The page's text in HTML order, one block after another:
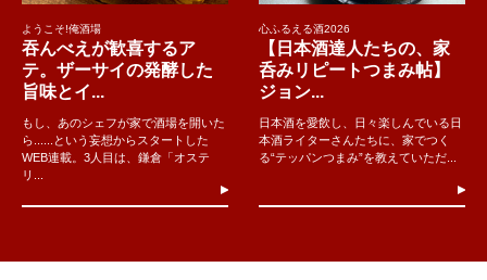
ようこそ!俺酒場
吞んべえが歓喜するア
テ。ザーサイの発酵した
旨味とイ...
もし、あのシェフが家で酒場を開いた
ら......という妄想からスタートした
WEB連載。3人目は、鎌倉「オステ
リ...
心ふるえる酒2026
【日本酒達人たちの、家
呑みリピートつまみ帖】
ジョン...
日本酒を愛飲し、日々楽しんでいる日
本酒ライターさんたちに、家でつく
る“テッパンつまみ”を教えていただ...